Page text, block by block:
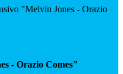
"Melvin Jones - Orazio
- Orazio Comes"